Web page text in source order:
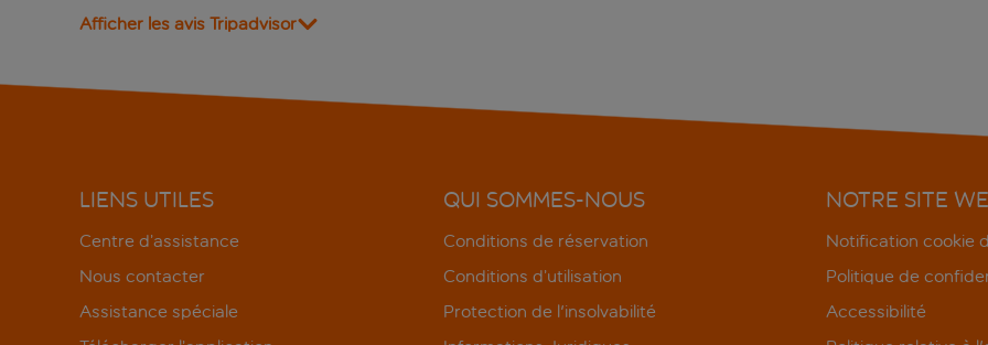
Afficher les avis Tripadvisor
LIENS UTILES
Centre d’assistance
Nous contacter
Assistance spéciale
QUI SOMMES-NOUS
Conditions de réservation
Conditions d’utilisation
Protection de l'insolvabilité
NOTRE SITE
Notification cookie
Politique de
Accessibilité